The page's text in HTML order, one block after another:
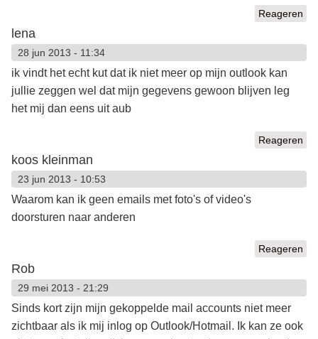
Reageren
lena
28 jun 2013 - 11:34
ik vindt het echt kut dat ik niet meer op mijn outlook kan
jullie zeggen wel dat mijn gegevens gewoon blijven leg
het mij dan eens uit aub
Reageren
koos kleinman
23 jun 2013 - 10:53
Waarom kan ik geen emails met foto's of video's
doorsturen naar anderen
Reageren
Rob
29 mei 2013 - 21:29
Sinds kort zijn mijn gekoppelde mail accounts niet meer
zichtbaar als ik mij inlog op Outlook/Hotmail. Ik kan ze ook